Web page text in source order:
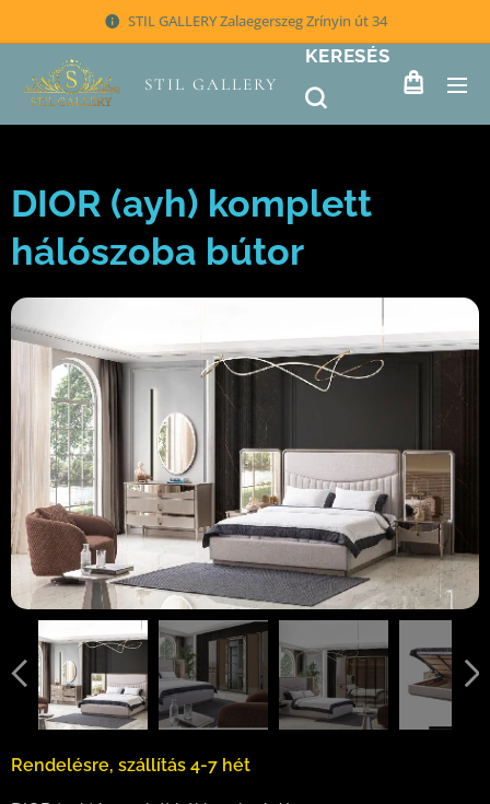
STIL GALLERY Zalaegerszeg Zrínyin út 34
STIL GALLERY
KERESÉS
DIOR (ayh) komplett
hálószoba bútor
Rendelésre, szállítás 4-7 hét